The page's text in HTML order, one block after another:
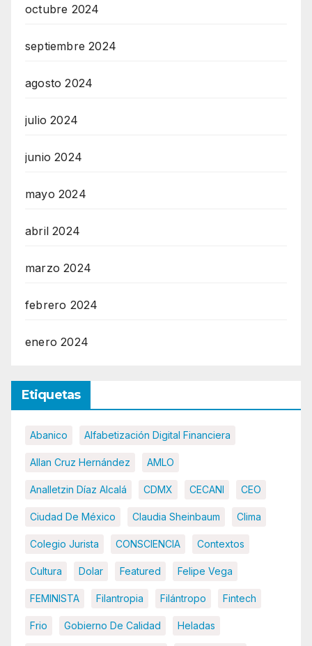
octubre 2024
septiembre 2024
agosto 2024
julio 2024
junio 2024
mayo 2024
abril 2024
marzo 2024
febrero 2024
enero 2024
Etiquetas
Abanico Alfabetización Digital Financiera
Allan Cruz Hernández AMLO
Analletzin Díaz Alcalá CDMX CECANI CEO
Ciudad De México Claudia Sheinbaum Clima
Colegio Jurista CONSCIENCIA Contextos
Cultura Dolar Featured Felipe Vega
FEMINISTA Filantropia Filántropo Fintech
Frio Gobierno De Calidad Heladas